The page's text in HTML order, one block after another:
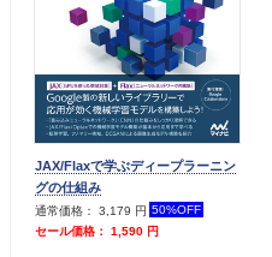
JAX/Flaxで学ぶディープラーニン
グの仕組み
通常価格： 3,179 円 50%OFF
セール価格： 1,590 円